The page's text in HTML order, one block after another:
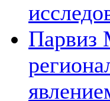
Парвиз